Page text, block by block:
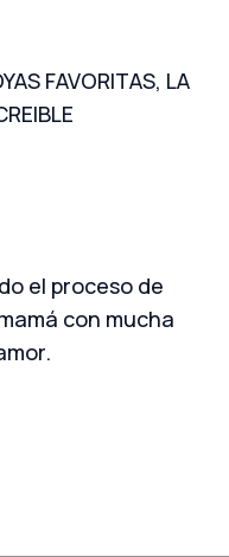
FAVORITAS, LA
el proceso de
con mucha